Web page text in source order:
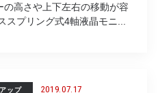
の高さや上下左右の移動が容
スプリング式4軸液晶モニ...
ップ 2019.07.17